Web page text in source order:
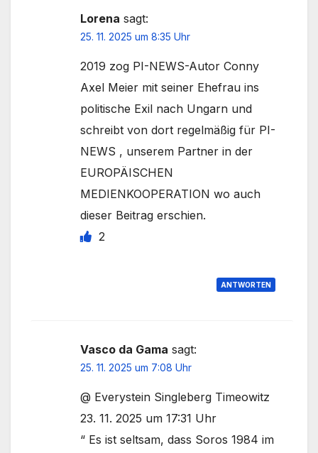
Lorena sagt:
25. 11. 2025 um 8:35 Uhr
2019 zog PI-NEWS-Autor Conny
Axel Meier mit seiner Ehefrau ins
politische Exil nach Ungarn und
schreibt von dort regelmäßig für PI-
NEWS , unserem Partner in der
EUROPÄISCHEN
MEDIENKOOPERATION wo auch
dieser Beitrag erschien.
2
ANTWORTEN
Vasco da Gama sagt:
25. 11. 2025 um 7:08 Uhr
@ Everystein Singleberg Timeowitz
23. 11. 2025 um 17:31 Uhr
“ Es ist seltsam, dass Soros 1984 im